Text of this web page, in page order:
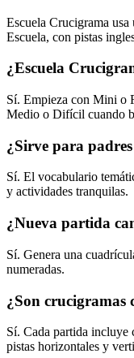
Escuela Crucigrama usa
Escuela, con pistas
¿Escuela
Sí. Empieza con Mini o
Medio o Difícil cuando
¿Sirve para
Sí. El vocabulario
y actividades tranquilas.
¿Nueva partida
Sí. Genera una
numeradas.
¿Son crucigramas
Sí. Cada partida incluye
pistas horizontales y